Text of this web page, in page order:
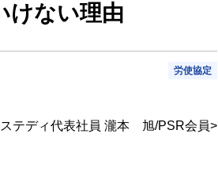
けない理由
労使協定
テディ代表社員 瀧本 旭/PSR会員>